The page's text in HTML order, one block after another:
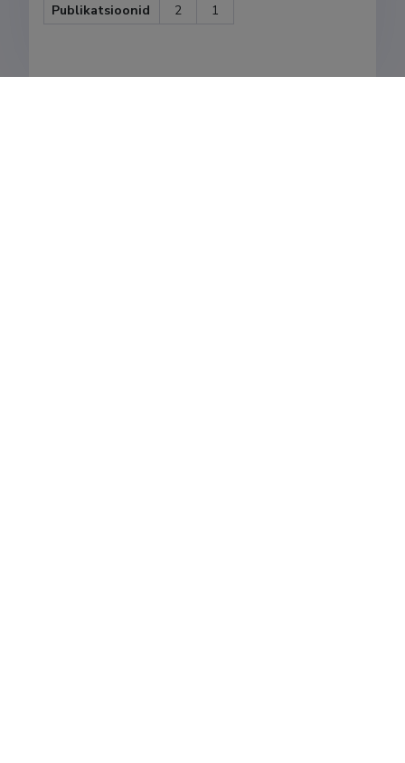
Publikatsioonid
2 1